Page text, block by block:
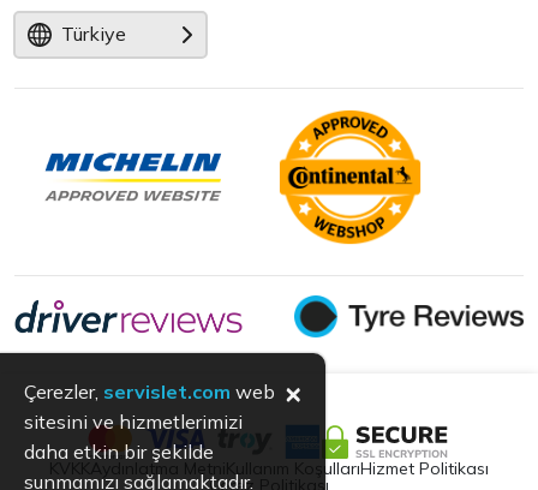
Türkiye
Aydınlatma Metni Kullanım KoşullarıHizmet Politikası
Çerez Politikası
Çerezler, servislet.com web
sitesini ve hizmetlerimizi
daha etkin bir şekilde
sunmamızı sağlamaktadır.
×